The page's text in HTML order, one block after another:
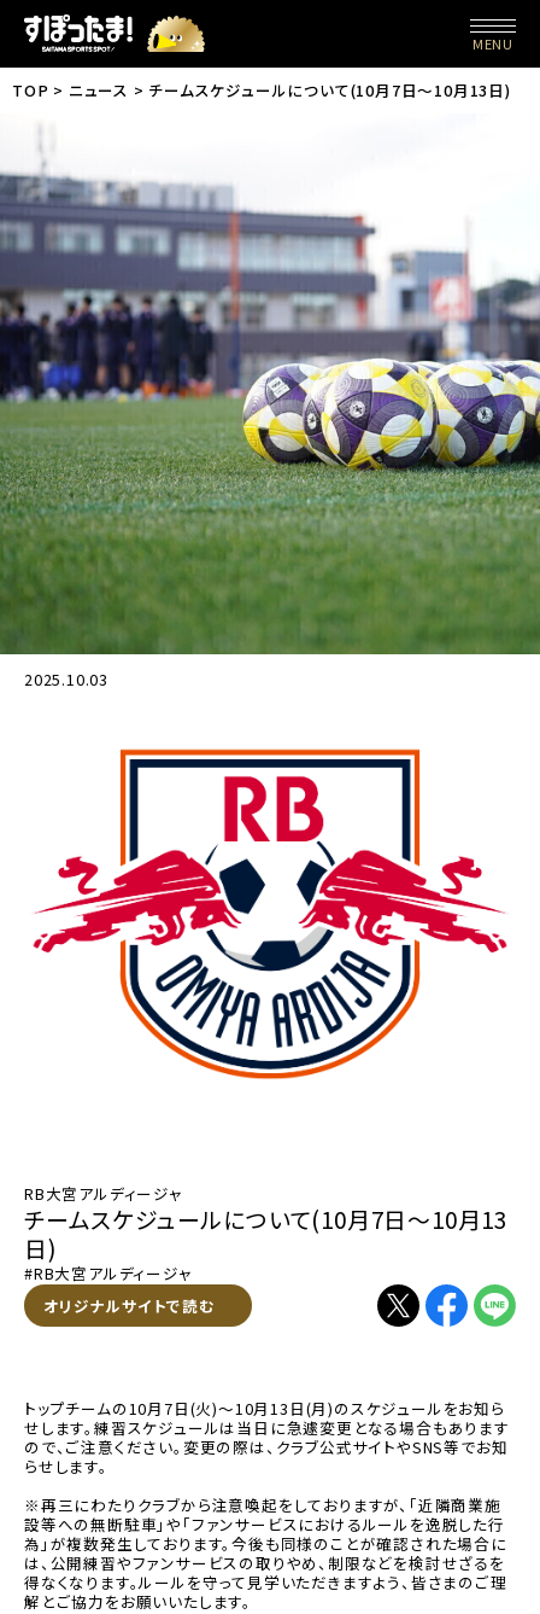
MENU
TOP ニュース チームスケジュールについて(10月7日〜10月13日)
2025.10.03
RB大宮アルディージャ
チームスケジュールについて(10月7日〜10月13
日)
#RB大宮アルディージャ
オリジナルサイトで読む別ウィンドウで開く
トップチームの10月7日(火)〜10月13日(月)のスケジュールをお知ら
せします。練習スケジュールは当日に急遽変更となる場合もあります
ので、ご注意ください。変更の際は、クラブ公式サイトやSNS等でお知
らせします。
※再三にわたりクラブから注意喚起をしておりますが、「近隣商業施
設等への無断駐車」や「ファンサービスにおけるルールを逸脱した行
為」が複数発生しております。今後も同様のことが確認された場合に
は、公開練習やファンサービスの取りやめ、制限などを検討せざるを
得なくなります。ルールを守って見学いただきますよう、皆さまのご理
解とご協力をお願いいたします。